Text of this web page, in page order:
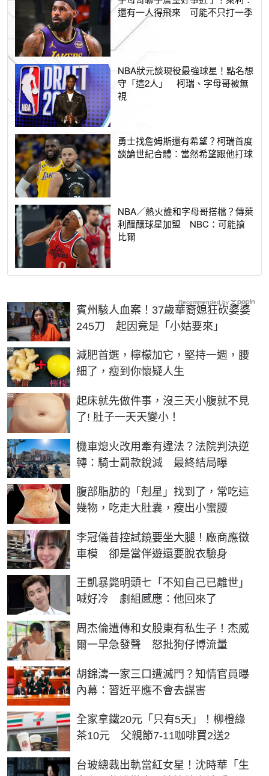
還有一人得飛來 可能不只打一季
NBA狀元談現役最強球星！點名想
守「這2人」 柯瑞、字母哥被無
視
勇士找詹姆斯還有希望？柯瑞首度
談論世紀合體：當然希望跟他打球
NBA／熱火誰和字母哥搭檔？傳萊
利醞釀球星加盟 NBC：可能搶
比爾
賓州駭人血案！37歲華裔媳狂砍婆婆
245刀 起因竟是「小姑要來」
減肥首選，檸檬加它，堅持一週，腰
細了，瘦到你懷疑人生
PR
起床就先做件事，沒三天小腹就不見
了! 肚子一天天變小！
PR
機車熄火改用牽有違法？法院判決逆
轉：騎士罰款銳減 最終結局曝
腹部脂肪的「剋星」找到了，常吃這
幾物，吃走大肚囊，瘦出小蠻腰
PR
李冠儀昔控試鏡要坐大腿！廠商應徵
車模 卻是當伴遊還要脫衣驗身
王凱暴斃明頭七「不知自己已離世」
喊好冷 劇組感應：他回來了
周杰倫遭傳和女股東有私生子！杰威
爾一早急發聲 怒批狗仔博流量
胡錦濤一家三口遭滅門？知情官員曝
內幕：習近平應不會去謀害
全家拿鐵20元「只有5天」！柳橙綠
茶10元 父親節7-11咖啡買2送2
台玻總裁出軌當紅女星！沈時華「生
Recommended by